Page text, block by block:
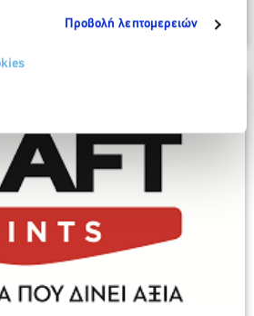
Προβολή λεπτομερειών